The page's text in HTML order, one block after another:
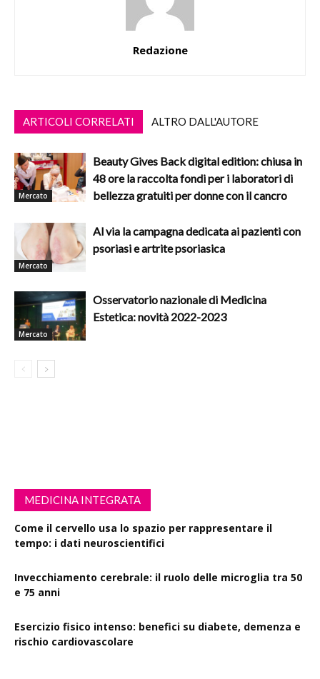
Redazione
ARTICOLI CORRELATI ALTRO DALL'AUTORE
Mercato
Beauty Gives Back digital edition: chiusa in
48 ore la raccolta fondi per i laboratori di
bellezza gratuiti per donne con il cancro
Mercato
Al via la campagna dedicata ai pazienti con
psoriasi e artrite psoriasica
Mercato
Osservatorio nazionale di Medicina
Estetica: novità 2022-2023
MEDICINA INTEGRATA
Come il cervello usa lo spazio per rappresentare il
tempo: i dati neuroscientifici
Invecchiamento cerebrale: il ruolo delle microglia tra 50
e 75 anni
Esercizio fisico intenso: benefici su diabete, demenza e
rischio cardiovascolare